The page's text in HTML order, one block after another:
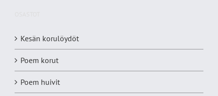
Kesän korulöydöt
Poem korut
Poem huivit